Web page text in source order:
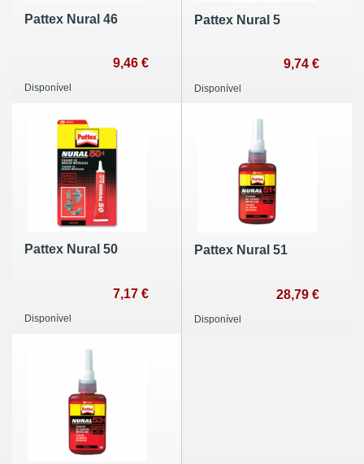
Pattex Nural 46
9,46 €
Disponível
Pattex Nural 5
9,74 €
Disponível
Pattex Nural 50
7,17 €
Disponível
Pattex Nural 51
28,79 €
Disponível